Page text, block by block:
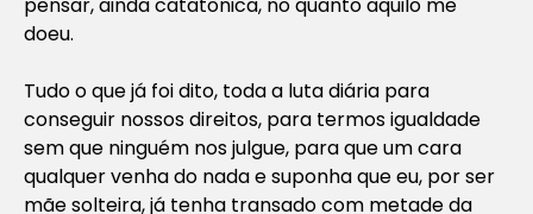
doeu.
Tudo o que já foi dito, toda a luta diária para
conseguir nossos direitos, para termos igualdade
sem que ninguém nos julgue, para que um cara
qualquer venha do nada e suponha que eu, por ser
mãe solteira, já tenha transado com metade da